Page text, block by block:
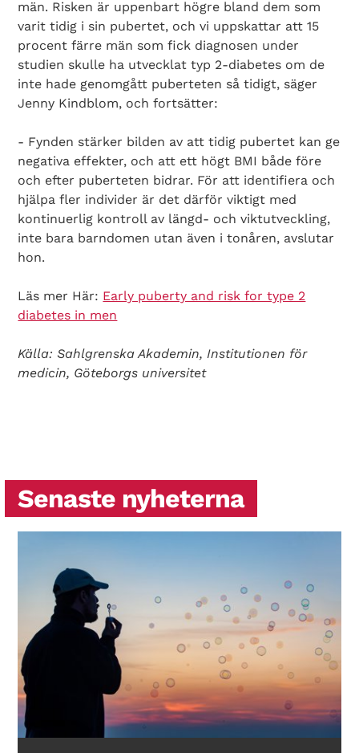
Search Diabetes Wellness Sverige
män. Risken är uppenbart högre bland dem som
varit tidig i sin pubertet, och vi uppskattar att 15
procent färre män som fick diagnosen under
studien skulle ha utvecklat typ 2-diabetes om de
inte hade genomgått puberteten så tidigt, säger
Jenny Kindblom, och fortsätter:
- Fynden stärker bilden av att tidig pubertet kan ge
negativa effekter, och att ett högt BMI både före
och efter puberteten bidrar. För att identifiera och
hjälpa fler individer är det därför viktigt med
kontinuerlig kontroll av längd- och viktutveckling,
inte bara barndomen utan även i tonåren, avslutar
hon.
Läs mer Här: Early puberty and risk for type 2
diabetes in men
Källa: Sahlgrenska Akademin, Institutionen för
medicin, Göteborgs universitet
Senaste nyheterna